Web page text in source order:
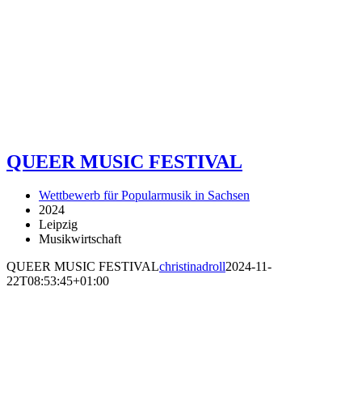
QUEER MUSIC FESTIVAL
Wettbewerb für Popularmusik in Sachsen
2024
Leipzig
Musikwirtschaft
QUEER MUSIC FESTIVALchristinadroll2024-11-
22T08:53:45+01:00